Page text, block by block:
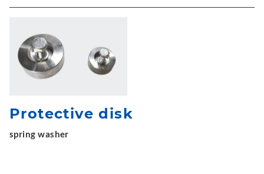
Protective disk
spring washer